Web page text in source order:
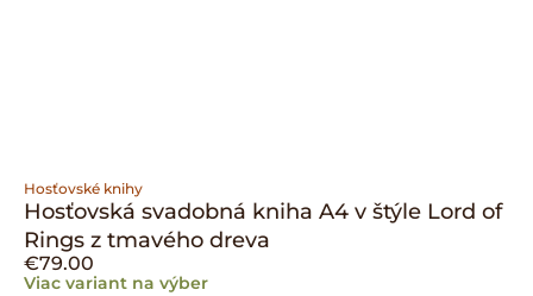
Hosťovské knihy
Hosťovská svadobná kniha A4 v štýle Lord of
Rings z tmavého dreva
€79.00
Viac variant na výber